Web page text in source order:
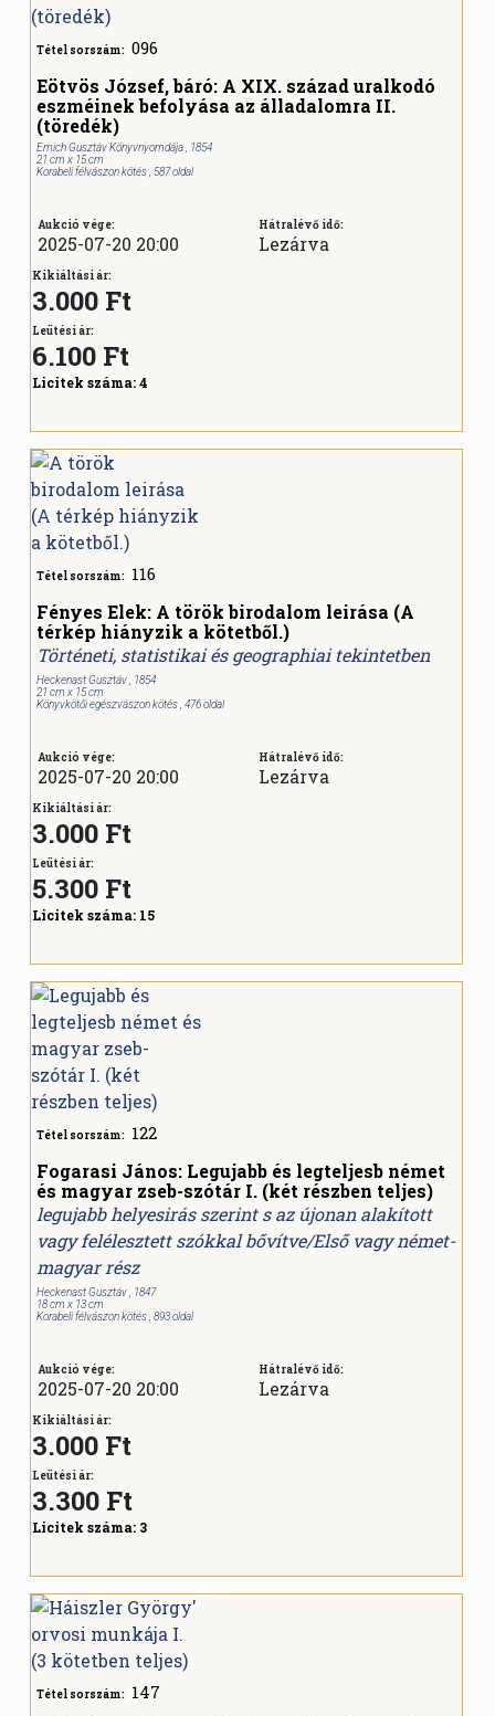
Tétel sorszám: 096
Eötvös József, báró: A XIX. század uralkodó
eszméinek befolyása az álladalomra II.
(töredék)
Emich Gusztáv Könyvnyomdája , 1854
21 cm x 15 cm
Korabeli félvászon kötés , 587 oldal
Aukció vége:
2025-07-20 20:00
Hátralévő idő:
Lezárva
Kikiáltási ár:
3.000 Ft
Leütési ár:
6.100 Ft
Licitek száma:4
Tétel sorszám: 116
Fényes Elek: A török birodalom leirása (A
térkép hiányzik a kötetből.)
Történeti, statistikai és geographiai tekintetben
Heckenast Gusztáv , 1854
21 cm x 15 cm
Könyvkötői egészvászon kötés , 476 oldal
Aukció vége:
2025-07-20 20:00
Hátralévő idő:
Lezárva
Kikiáltási ár:
3.000 Ft
Leütési ár:
5.300 Ft
Licitek száma: 15
Tétel sorszám: 122
Fogarasi János: Legujabb és legteljesb német
és magyar zseb-szótár I. (két részben teljes)
legujabb helyesirás szerint s az újonan alakított
vagy felélesztett szókkal bővítve/Első vagy német-
magyar rész
Heckenast Gusztáv , 1847
18 cm x 13 cm
Korabeli félvászon kötés , 893 oldal
Aukció vége:
2025-07-20 20:00
Hátralévő idő:
Lezárva
Kikiáltási ár:
3.000 Ft
Leütési ár:
3.300 Ft
Licitek száma: 3
Tétel sorszám: 147